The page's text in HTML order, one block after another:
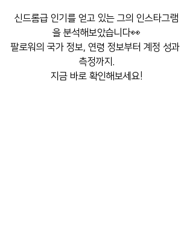
신드롬급 인기를 얻고 있는 그의 인스타그램
을 분석해보았습니다👀
팔로워의 국가 정보, 연령 정보부터 계정 성과
측정까지.
지금 바로 확인해보세요!